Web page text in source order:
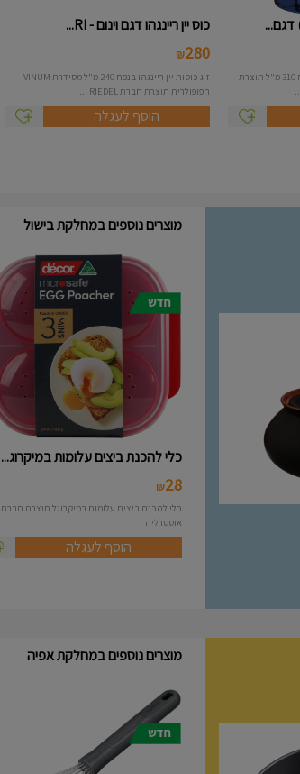
סט 6 כוסות גבוהות דגם פיקרדי בנפח 310 מ"ל תוצרת
כוס יין ריינגהו דגם וינום - RI...
280
₪
זוג כוסות יין ריינגהו בנפח 240 מ"ל מסידרת VINUM
הפופולרית תוצרת חברת RIEDEL ...
הוסף לעגלה
מוצרים נוספים במחלקת בישול
כלי להכנת ביצים עלומות במיקרוג...
28
₪
אוסטרליה
הוסף לעגלה
מוצרים נוספים במחלקת אפיה